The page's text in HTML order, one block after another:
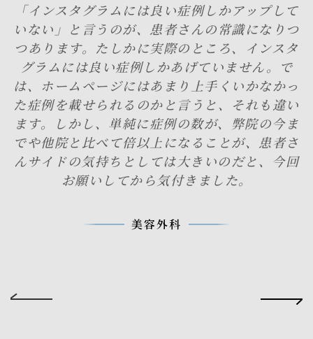
「インスタグラムには良い症例しかアップして
いない」と言うのが、患者さんの常識になりつ
つあります。たしかに実際のところ、インスタ
グラムには良い症例しかあげていません。で
は、ホームページにはあまり上手くいかなかっ
た症例を載せられるのかと言うと、それも違い
ます。しかし、単純に症例の数が、弊院の今ま
でや他院と比べて倍以上になることが、患者さ
んサイドの気持ちとしては大きいのだと、今回
お願いしてから気付きました。
美容外科